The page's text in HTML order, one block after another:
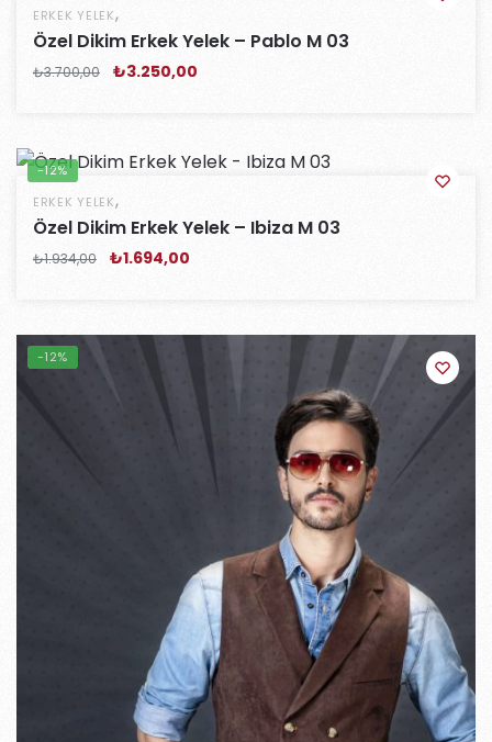
ERKEK YELEK,
Özel Dikim Erkek Yelek – Pablo M 03
₺3.700,00 ₺3.250,00
-12%
ERKEK YELEK,
Özel Dikim Erkek Yelek – Ibiza M 03
₺1.934,00 ₺1.694,00
-12%